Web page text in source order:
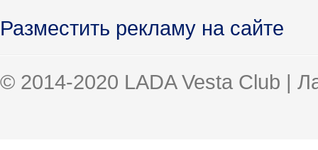
Разместить рекламу на сайте
© 2014-2020 LADA Vesta Club |